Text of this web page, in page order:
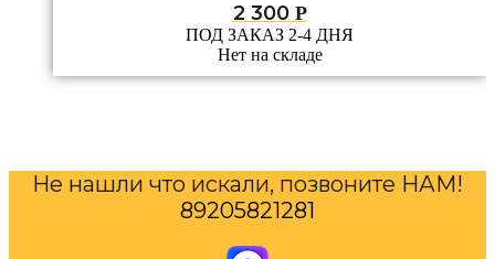
2 300 Р
ПОД ЗАКАЗ 2-4 ДНЯ
Нет на складе
Не нашли что искали, позвоните НАМ!
89205821281